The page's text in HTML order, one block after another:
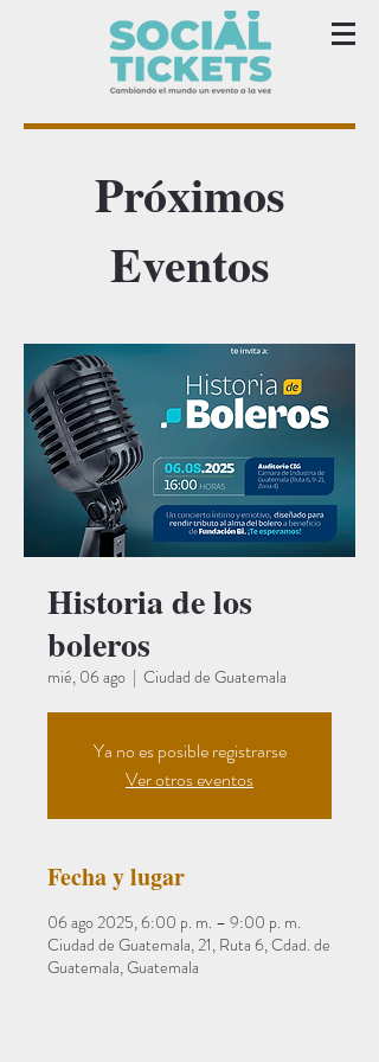
Historia de los
boleros
mié, 06 ago
  |
Ciudad de Guatemala
Ya no es posible registrarse
Ver otros eventos
Fecha y lugar
06 ago 2025, 6:00 p. m. – 9:00 p. m.
Ciudad de Guatemala, 21, Ruta 6, Cdad. de
Guatemala, Guatemala
Próximos
Eventos